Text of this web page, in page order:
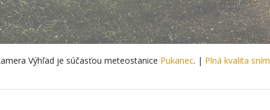
Výhľad je súčasťou meteostanice Pukanec. | Plná kvalita